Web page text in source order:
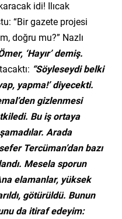
idi! Ilıcak
“Bir gazete projesi
doğru mu?” Nazlı
‘Hayır’ demiş.
“Söyleseydi belki
yapma!’ diyecekti.
gizlenmesi
Bu iş ortaya
Arada
Tercüman’dan bazı
Mesela sporun
elamanlar, yüksek
götürüldü. Bunun
da itiraf edeyim: